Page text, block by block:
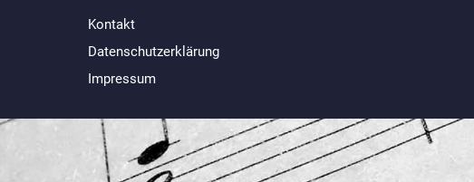
Kontakt
Datenschutzerklärung
Impressum